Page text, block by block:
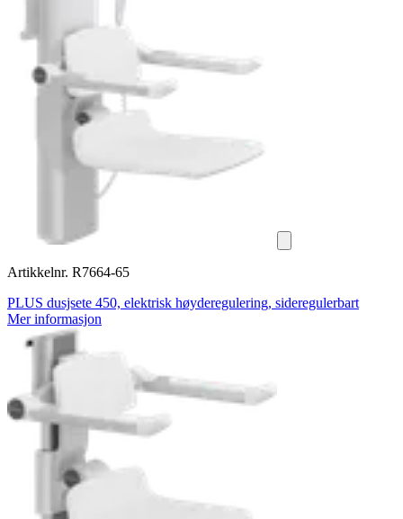
Artikkelnr. R7664-65
PLUS dusjsete 450, elektrisk høyderegulering, sideregulerbart
Mer informasjon